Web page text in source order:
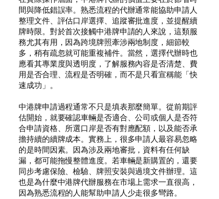
間與降低錯誤率。熟悉流程的代辦通常能協助申請人
整理文件、評估口岸選擇、追蹤審批進度，並提醒續
牌時限。對於首次接觸中港牌申請的人來說，這類服
務尤其有用，因為跨境牌照牽涉兩地制度，細節較
多，稍有疏忽就可能重複補件。當然，選擇代辦時也
應看其專業度與透明度，了解服務內容是否清楚、費
用是否合理、流程是否明確，而不是只看宣稱能「快
速成功」。
中港牌申請過程通常不只是填表那麼簡單。從前期評
估開始，就要確認車輛是否適合、公司或個人是否符
合申請資格、所選口岸是否有對應配額，以及能否承
擔持續的續牌成本。實務上，很多申請人最容易忽略
的是時間因素。因為涉及兩地審批，資料有任何缺
漏，都可能拖慢整體進度。若車輛是新購置的，還要
同步考慮保險、檢驗、牌照安裝與過境文件辦理。這
也是為什麼中港牌代辦服務在市場上需求一直很高，
因為熟悉流程的人能幫助申請人少走很多彎路。